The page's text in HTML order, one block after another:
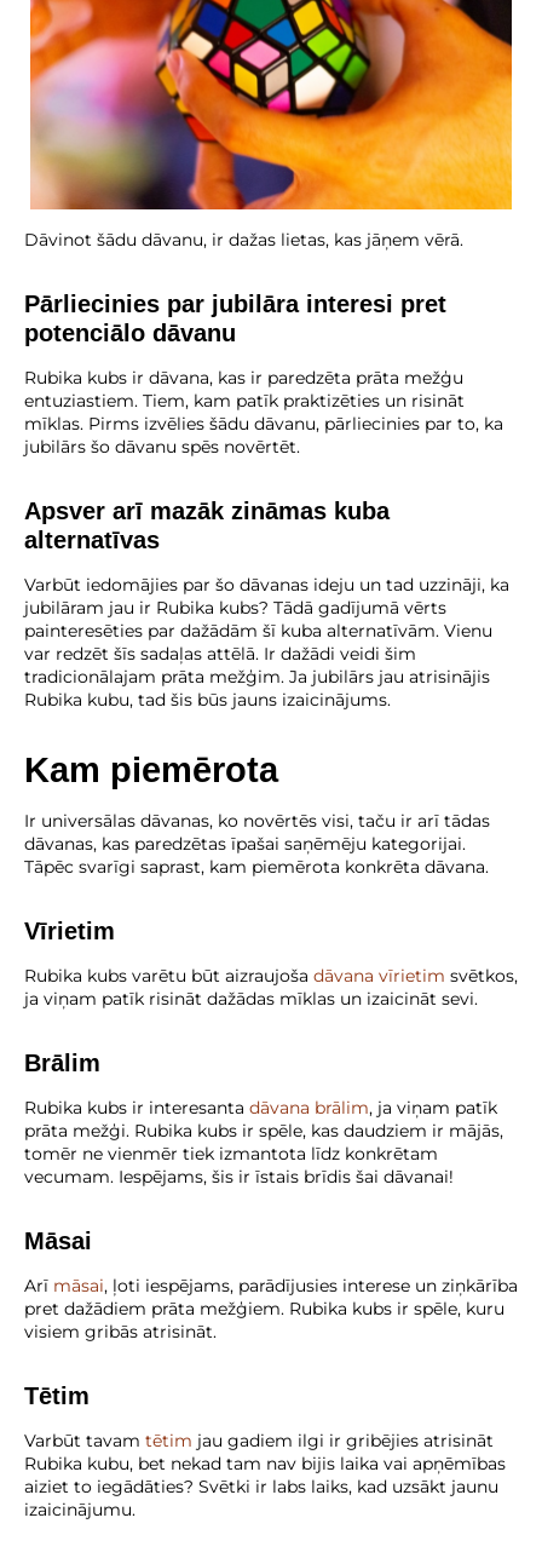
Dāvinot šādu dāvanu, ir dažas lietas, kas jāņem vērā.
Pārliecinies par jubilāra interesi pret
potenciālo dāvanu
Rubika kubs ir dāvana, kas ir paredzēta prāta mežģu
entuziastiem. Tiem, kam patīk praktizēties un risināt
mīklas. Pirms izvēlies šādu dāvanu, pārliecinies par to, ka
jubilārs šo dāvanu spēs novērtēt.
Apsver arī mazāk zināmas kuba
alternatīvas
Varbūt iedomājies par šo dāvanas ideju un tad uzzināji, ka
jubilāram jau ir Rubika kubs? Tādā gadījumā vērts
painteresēties par dažādām šī kuba alternatīvām. Vienu
var redzēt šīs sadaļas attēlā. Ir dažādi veidi šim
tradicionālajam prāta mežģim. Ja jubilārs jau atrisinājis
Rubika kubu, tad šis būs jauns izaicinājums.
Kam piemērota
Ir universālas dāvanas, ko novērtēs visi, taču ir arī tādas
dāvanas, kas paredzētas īpašai saņēmēju kategorijai.
Tāpēc svarīgi saprast, kam piemērota konkrēta dāvana.
Vīrietim
Rubika kubs varētu būt aizraujoša dāvana vīrietim svētkos,
ja viņam patīk risināt dažādas mīklas un izaicināt sevi.
Brālim
Rubika kubs ir interesanta dāvana brālim, ja viņam patīk
prāta mežģi. Rubika kubs ir spēle, kas daudziem ir mājās,
tomēr ne vienmēr tiek izmantota līdz konkrētam
vecumam. Iespējams, šis ir īstais brīdis šai dāvanai!
Māsai
Arī māsai, ļoti iespējams, parādījusies interese un ziņkārība
pret dažādiem prāta mežģiem. Rubika kubs ir spēle, kuru
visiem gribās atrisināt.
Tētim
Varbūt tavam tētim jau gadiem ilgi ir gribējies atrisināt
Rubika kubu, bet nekad tam nav bijis laika vai apņēmības
aiziet to iegādāties? Svētki ir labs laiks, kad uzsākt jaunu
izaicinājumu.